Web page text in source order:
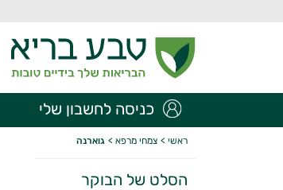
כניסה לחשבון שלי
ראשי > צמחי מרפא > גוארנה
הסלט של הבוקר